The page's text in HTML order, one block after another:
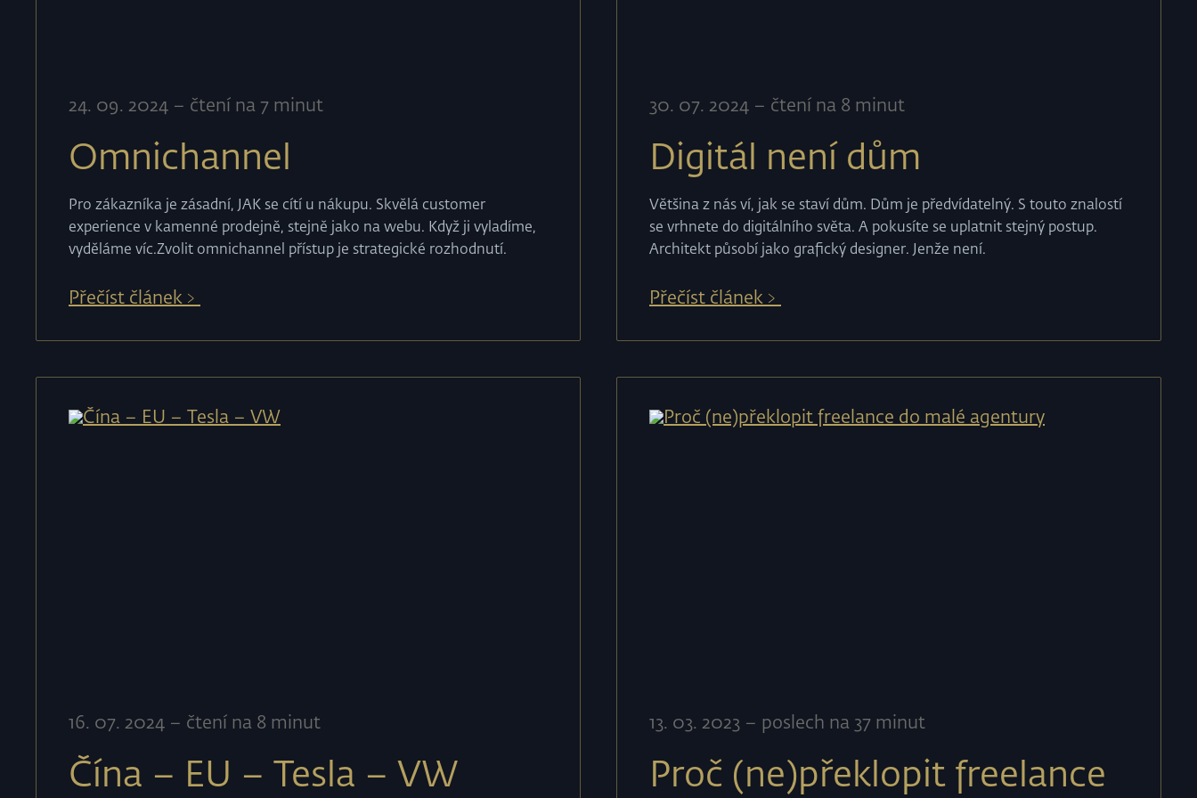
24. 09. 2024 – čtení na 7 minut
Omnichannel
Pro zákazníka je zásadní, JAK se cítí u nákupu. Skvělá customer
experience v kamenné prodejně, stejně jako na webu. Když ji vyladíme,
vyděláme víc.Zvolit omnichannel přístup je strategické rozhodnutí.
Přečíst článek﹥
30. 07. 2024 – čtení na 8 minut
Digitál není dům
Většina z nás ví, jak se staví dům. Dům je předvídatelný. S touto znalostí
se vrhnete do digitálního světa. A pokusíte se uplatnit stejný postup.
Architekt působí jako grafický designer. Jenže není.
Přečíst článek﹥
16. 07. 2024 – čtení na 8 minut
Čína – EU – Tesla – VW
13. 03. 2023 – poslech na 37 minut
Proč (ne)překlopit freelance